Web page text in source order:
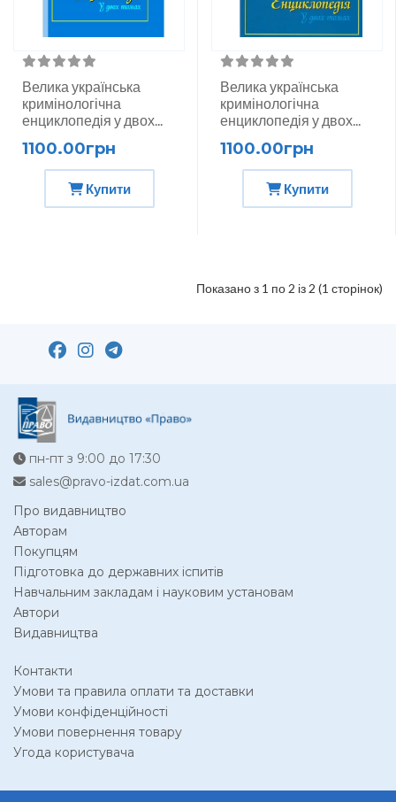
Велика українська
кримінологічна
енциклопедія у двох...
1100.00грн
Купити
Велика українська
кримінологічна
енциклопедія у двох...
1100.00грн
Купити
Показано з 1 по 2 із 2 (1 сторінок)
пн-пт з 9:00 до 17:30
sales@pravo-izdat.com.ua
Про видавництво
Авторам
Покупцям
Підготовка до державних іспитів
Навчальним закладам і науковим установам
Автори
Видавництва
Контакти
Умови та правила оплати та доставки
Умови конфіденційності
Умови повернення товару
Угода користувача